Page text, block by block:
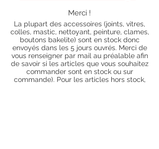
Merci !
La plupart des accessoires (joints, vitres,
colles, mastic, nettoyant, peinture, clames,
boutons bakelite) sont en stock donc
envoyés dans les 5 jours ouvrés. Merci de
vous renseigner par mail au préalable afin
de savoir si les articles que vous souhaitez
commander sont en stock ou sur
commande). Pour les articles hors stock,